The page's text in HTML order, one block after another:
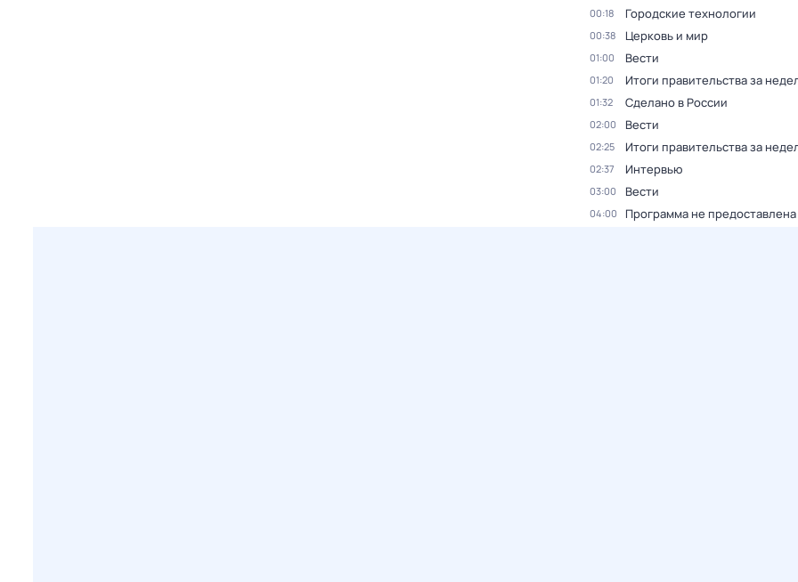
00:18 Городские технологии
00:38 Церковь и мир
01:00 Вести
01:20 Итоги правительства за
01:32 Сделано в России
02:00 Вести
02:25 Итоги правительства за
02:37 Интервью
03:00 Вести
04:00 Программа не